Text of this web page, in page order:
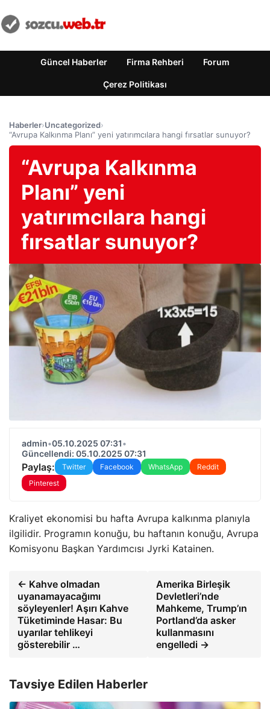
Güncel Haberler Firma Rehberi Forum
Çerez Politikası
Haberler›Uncategorized›
“Avrupa Kalkınma Planı” yeni yatırımcılara hangi fırsatlar sunuyor?
“Avrupa Kalkınma
Planı” yeni
yatırımcılara hangi
fırsatlar sunuyor?
admin•05.10.2025 07:31•
Güncellendi: 05.10.2025 07:31
Paylaş: Twitter Facebook WhatsApp
Reddit
Pinterest
Kraliyet ekonomisi bu hafta Avrupa kalkınma planıyla
ilgilidir. Programın konuğu, bu haftanın konuğu, Avrupa
Komisyonu Başkan Yardımcısı Jyrki Katainen.
← Kahve olmadan
uyanamayacağımı
söyleyenler! Aşırı Kahve
Tüketiminde Hasar: Bu
uyarılar tehlikeyi
gösterebilir …
Amerika Birleşik
Devletleri’nde
Mahkeme, Trump’ın
Portland’da asker
kullanmasını
engelledi →
Tavsiye Edilen Haberler